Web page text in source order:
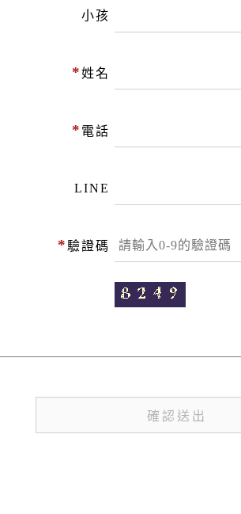
小孩
*姓名
* 電話
LINE
* 驗證碼